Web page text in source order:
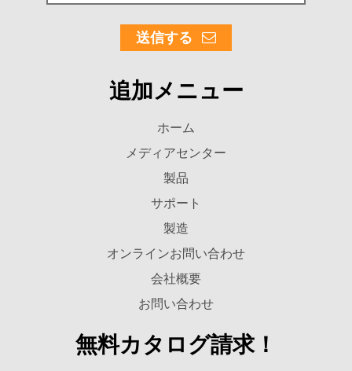
追加メニュー
ホーム
メディアセンター
製品
サポート
製造
オンラインお問い合わせ
会社概要
お問い合わせ
無料カタログ請求！